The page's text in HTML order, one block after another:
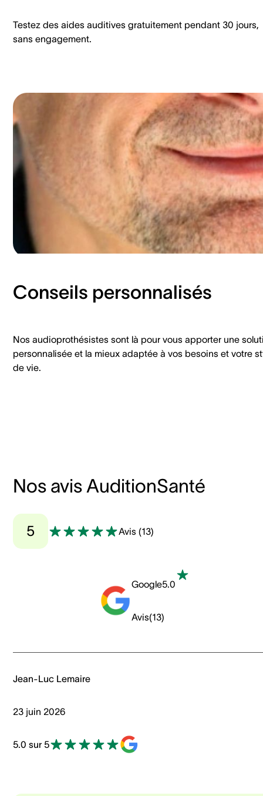
Testez des aides auditives gratuitement pendant 30 jours,
sans engagement.
Conseils personnalisés
Nos audioprothésistes sont là pour vous apporter une
personnalisée et la mieux adaptée à vos besoins et votre
de vie.
Nos avis AuditionSanté
5 Avis (13)
Google5.0
Avis(13)
Jean-Luc Lemaire
23 juin 2026
5.0 sur 5